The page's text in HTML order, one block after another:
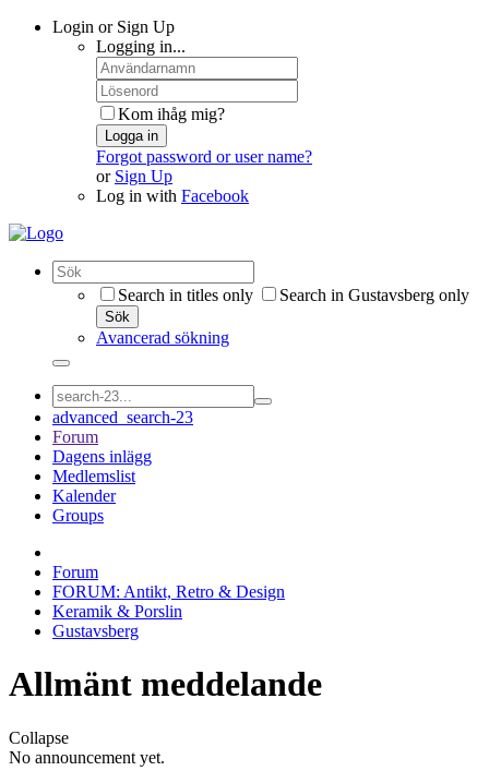
Login or Sign Up
Logging in...
Kom ihåg mig?
Logga in
Forgot password or user name?
or Sign Up
Log in with Facebook
Search in titles only Search in Gustavsberg only
Sök
Avancerad sökning
advanced_search-23
Forum
Dagens inlägg
Medlemslist
Kalender
Groups
Forum
FORUM: Antikt, Retro & Design
Keramik & Porslin
Gustavsberg
Allmänt meddelande
Collapse
No announcement yet.